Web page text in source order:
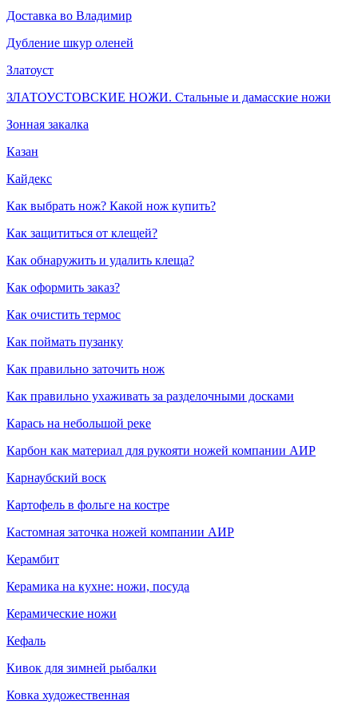
Доставка во Владимир
Дубление шкур оленей
Златоуст
ЗЛАТОУСТОВСКИЕ НОЖИ. Стальные и дамасские ножи
Зонная закалка
Казан
Кайдекс
Как выбрать нож? Какой нож купить?
Как защититься от клещей?
Как обнаружить и удалить клеща?
Как оформить заказ?
Как очистить термос
Как поймать пузанку
Как правильно заточить нож
Как правильно ухаживать за разделочными досками
Карась на небольшой реке
Карбон как материал для рукояти ножей компании АИР
Карнаубский воск
Картофель в фольге на костре
Кастомная заточка ножей компании АИР
Керамбит
Керамика на кухне: ножи, посуда
Керамические ножи
Кефаль
Кивок для зимней рыбалки
Ковка художественная